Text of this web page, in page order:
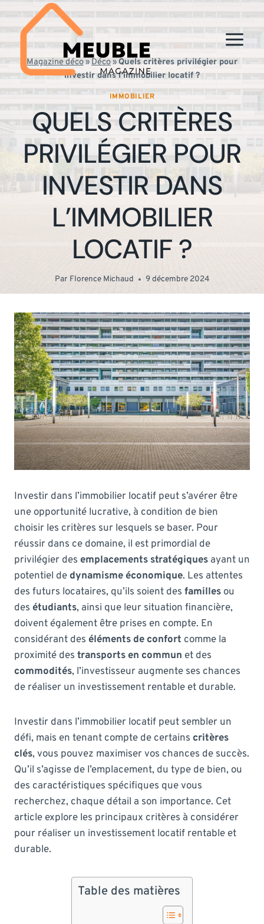
contenu
Magazine déco»Déco»Quels critères privilégier pour
investir dans l’immobilier locatif ?
IMMOBILIER
QUELS CRITÈRES
PRIVILÉGIER POUR
INVESTIR DANS
L’IMMOBILIER
LOCATIF ?
Par Florence Michaud 9 décembre 2024
Investir dans l’immobilier locatif peut s’avérer être
une opportunité lucrative, à condition de bien
choisir les critères sur lesquels se baser. Pour
réussir dans ce domaine, il est primordial de
privilégier des emplacements stratégiques ayant un
potentiel de dynamisme économique. Les attentes
des futurs locataires, qu’ils soient des familles ou
des étudiants, ainsi que leur situation financière,
doivent également être prises en compte. En
considérant des éléments de confort comme la
proximité des transports en commun et des
commodités, l’investisseur augmente ses chances
de réaliser un investissement rentable et durable.
Investir dans l’immobilier locatif peut sembler un
défi, mais en tenant compte de certains critères
clés, vous pouvez maximiser vos chances de succès.
Qu’il s’agisse de l’emplacement, du type de bien, ou
des caractéristiques spécifiques que vous
recherchez, chaque détail a son importance. Cet
article explore les principaux critères à considérer
pour réaliser un investissement locatif rentable et
durable.
Table des matières